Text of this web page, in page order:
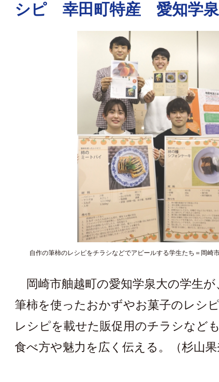
シピ 幸田町特産 愛知学泉
自作の筆柿のレシピをチラシなどでアピールする学生たち＝岡崎
岡崎市舳越町の愛知学泉大の学生が
筆柿を使ったおかずやお菓子のレシ
レシピを載せた販促用のチラシなど
食べ方や魅力を広く伝える。（杉山